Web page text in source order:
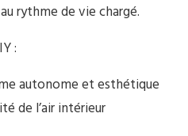
rythme de vie chargé.
:
autonome et esthétique
de l’air intérieur